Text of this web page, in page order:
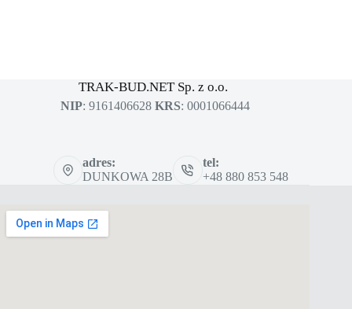
TRAK-BUD.NET Sp. z o.o.
NIP: 9161406628 KRS: 0001066444
adres:
DUNKOWA 28B
tel:
+48 880 853 548